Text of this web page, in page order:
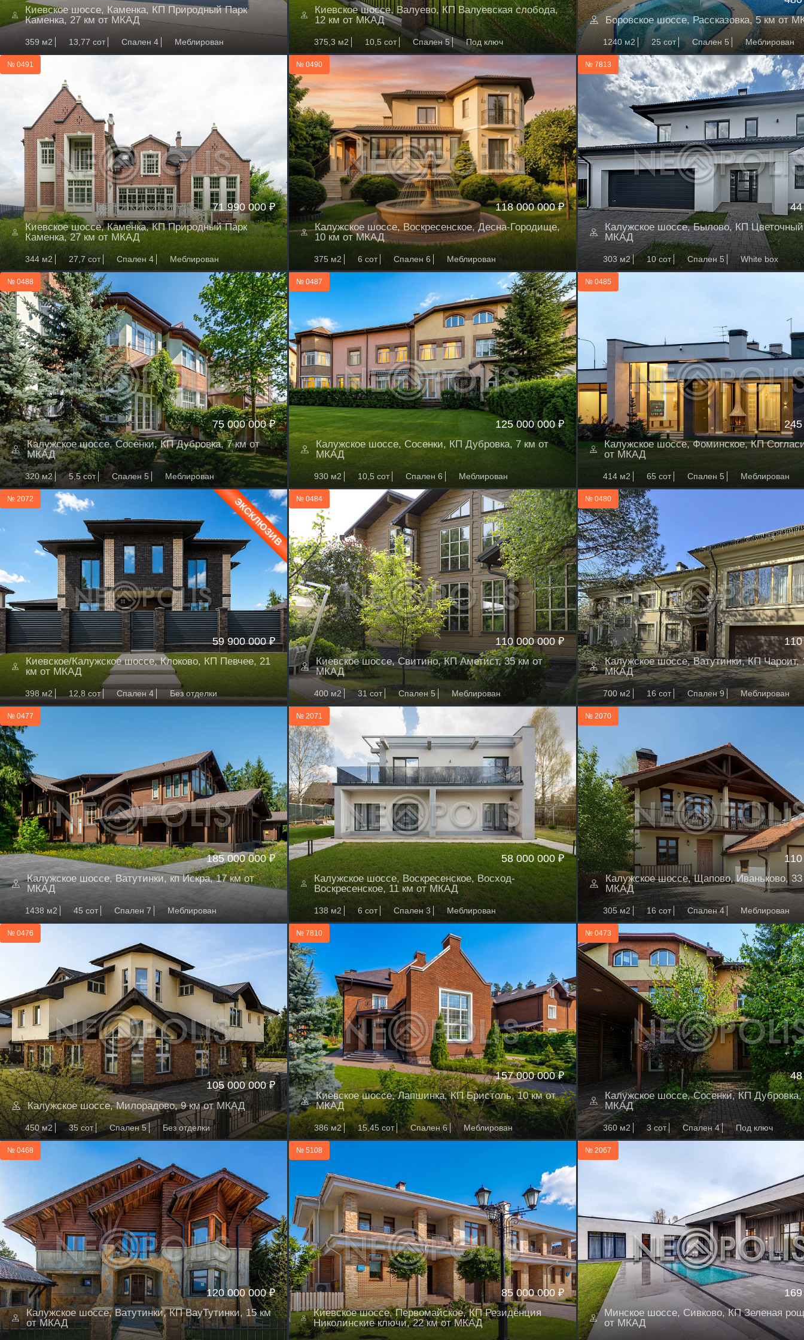
Киевское шоссе, Каменка, КП Природный Парк
Каменка, 27 км от МКАД
359 м2 13,77 сот Спален 4 Меблирован
Киевское шоссе, Валуево, КП Валуевская слобода,
12 км от МКАД
375,3 м2 10,5 сот Спален 5 Под ключ
Боровское шоссе, Рассказовка, 5 км от
1240 м2 25 сот Спален 5 Меблирован
№ 0491
71 990 000 ₽
Киевское шоссе, Каменка, КП Природный Парк
Каменка, 27 км от МКАД
344 м2 27,7 сот Спален 4 Меблирован
№ 0490
118 000 000 ₽
Калужское шоссе, Воскресенское, Десна-Городище,
10 км от МКАД
375 м2 6 сот Спален 6 Меблирован
№ 7813
Калужское шоссе, Былово, КП
МКАД
303 м2 10 сот Спален 5 White box
№ 0488
75 000 000 ₽
Калужское шоссе, Сосенки, КП Дубровка, 7 км от
МКАД
320 м2 5,5 сот Спален 5 Меблирован
№ 0487
125 000 000 ₽
Калужское шоссе, Сосенки, КП Дубровка, 7 км от
МКАД
930 м2 10,5 сот Спален 6 Меблирован
№ 0485
Калужское шоссе, Фоминское, КП
от МКАД
414 м2 65 сот Спален 5 Меблирован
№ 2072 ЭКСКЛЮЗИВ
59 900 000 ₽
Киевское/Калужское шоссе, Клоково, КП Певчее, 21
км от МКАД
398 м2 12,8 сот Спален 4 Без отделки
№ 0484
110 000 000 ₽
Киевское шоссе, Свитино, КП Аметист, 35 км от
МКАД
400 м2 31 сот Спален 5 Меблирован
№ 0480
Калужское шоссе, Ватутинки, КП Чароит,
МКАД
700 м2 16 сот Спален 9 Меблирован
№ 0477
185 000 000 ₽
Калужское шоссе, Ватутинки, кп Искра, 17 км от
МКАД
1438 м2 45 сот Спален 7 Меблирован
№ 2071
58 000 000 ₽
Калужское шоссе, Воскресенское, Восход-
Воскресенское, 11 км от МКАД
138 м2 6 сот Спален 3 Меблирован
№ 2070
Калужское шоссе, Щапово, Иваньково, 33
МКАД
305 м2 16 сот Спален 4 Меблирован
№ 0476
105 000 000 ₽
Калужское шоссе, Милорадово, 9 км от МКАД
450 м2 35 сот Спален 5 Без отделки
№ 7810
157 000 000 ₽
Киевское шоссе, Лапшинка, КП Бристоль, 10 км от
МКАД
386 м2 15,45 сот Спален 6 Меблирован
№ 0473
Калужское шоссе, Сосенки, КП Дубровка,
МКАД
360 м2 3 сот Спален 4 Под ключ
№ 0468
120 000 000 ₽
Калужское шоссе, Ватутинки, КП ВауТутинки, 15 км
от МКАД
№ 5108
85 000 000 ₽
Киевское шоссе, Первомайское, КП Резиденция
Николинские ключи, 22 км от МКАД
№ 2067
Минское шоссе, Сивково, КП Зеленая
от МКАД